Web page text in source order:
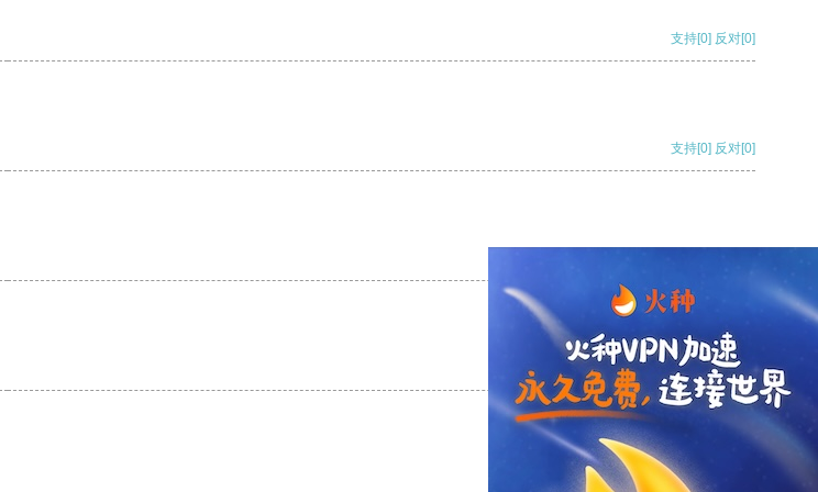
支持[0] 反对[0]
支持[0] 反对[0]
支持 [0] 反对[0]
支持